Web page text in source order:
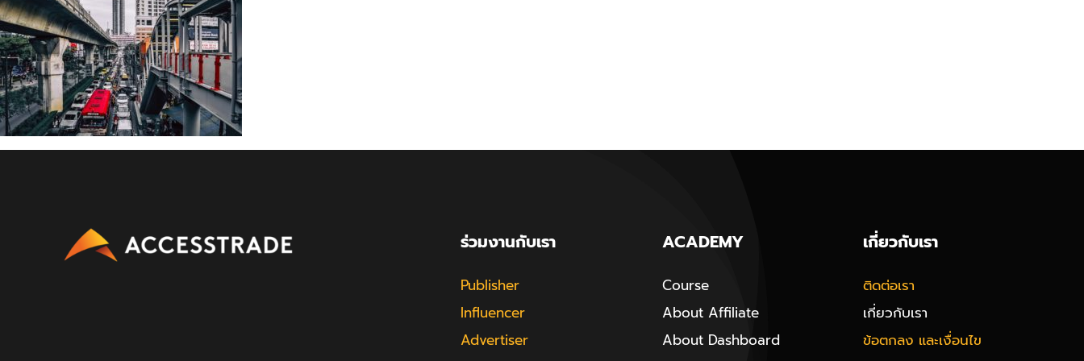
ร่วมงานกับเรา
Publisher
Influencer
Advertiser
ACADEMY
Course
About Affiliate
About Dashboard
เกี่ยวกับเรา
ติดต่อเรา
เกี่ยวกับเรา
ข้อตกลง และเงื่อนไข